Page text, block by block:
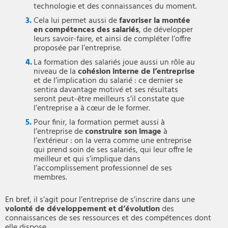
technologie et des connaissances du moment.
Cela lui permet aussi defavoriser la montée
en compétences des salariés, de développer
leurs savoir-faire, et ainsi de compléter l’offre
proposée par l’entreprise.
La formation des salariés joue aussi un rôle au
niveau de lacohésion interne de l’entreprise
et de l’implication du salarié : ce dernier se
sentira davantage motivé et ses résultats
seront peut-être meilleurs s’il constate que
l’entreprise a à cœur de le former.
Pour finir, la formation permet aussi à
l’entreprise deconstruire son imageà
l’extérieur : on la verra comme une entreprise
qui prend soin de ses salariés, qui leur offre le
meilleur et qui s’implique dans
l’accomplissement professionnel de ses
membres.
En bref, il s’agit pour l’entreprise de s’inscrire dans une
volonté de développement et d’évolutiondes
connaissances de ses ressources et des compétences dont